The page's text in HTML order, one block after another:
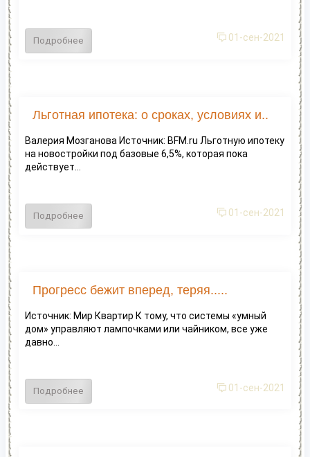
Подробнее 01-сен-2021
Льготная ипотека: о сроках, условиях и..
Валерия Мозганова Источник: BFM.ru Льготную ипотеку
на новостройки под базовые 6,5%, которая пока
действует...
Подробнее 01-сен-2021
Прогресс бежит вперед, теряя.....
Источник: Мир Квартир К тому, что системы «умный
дом» управляют лампочками или чайником, все уже
давно...
Подробнее 01-сен-2021